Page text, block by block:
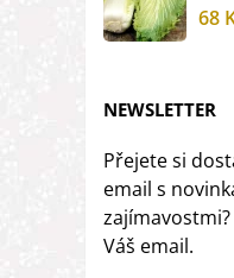
68
NEWSLETTER
Přejete si
email s
Váš email.